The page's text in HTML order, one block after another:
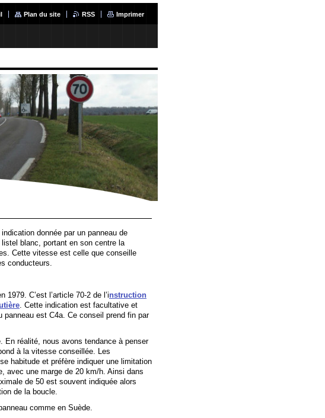
Plan du site RSS Imprimer
donnée par un panneau de
blanc, portant en son centre la
Cette vitesse est celle que conseille
conducteurs.
1979. C’est l’article 70-2 de l’instruction
. Cette indication est facultative et
est C4a. Ce conseil prend fin par
En réalité, nous avons tendance à penser
à la vitesse conseillée. Les
habitude et préfère indiquer une limitation
avec une marge de 20 km/h. Ainsi dans
de 50 est souvent indiquée alors
de la boucle.
comme en Suède.